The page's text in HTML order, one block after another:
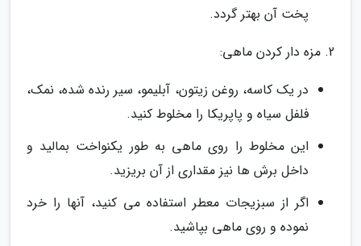
پخت آن بهتر گردد.
2. مزه دار کردن ماهی:
در یک کاسه، روغن زیتون، آبلیمو، سیر رنده شده، نمک،
فلفل سیاه و پاپریکا را مخلوط کنید.
این مخلوط را روی ماهی به طور یکنواخت بمالید و
داخل برش ها نیز مقداری از آن بریزید.
اگر از سبزیجات معطر استفاده می کنید، آنها را خرد
نموده و روی ماهی بپاشید.